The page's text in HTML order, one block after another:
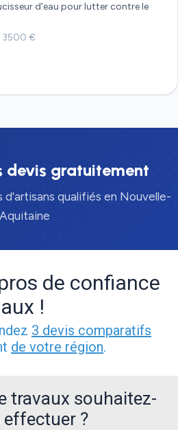
d'eau pour lutter contre le
3500 €
devis gratuitement
d'artisans qualifiés en Nouvelle-
Aquitaine
de confiance
!
3 devis comparatifs
de votre région.
travaux souhaitez-
?